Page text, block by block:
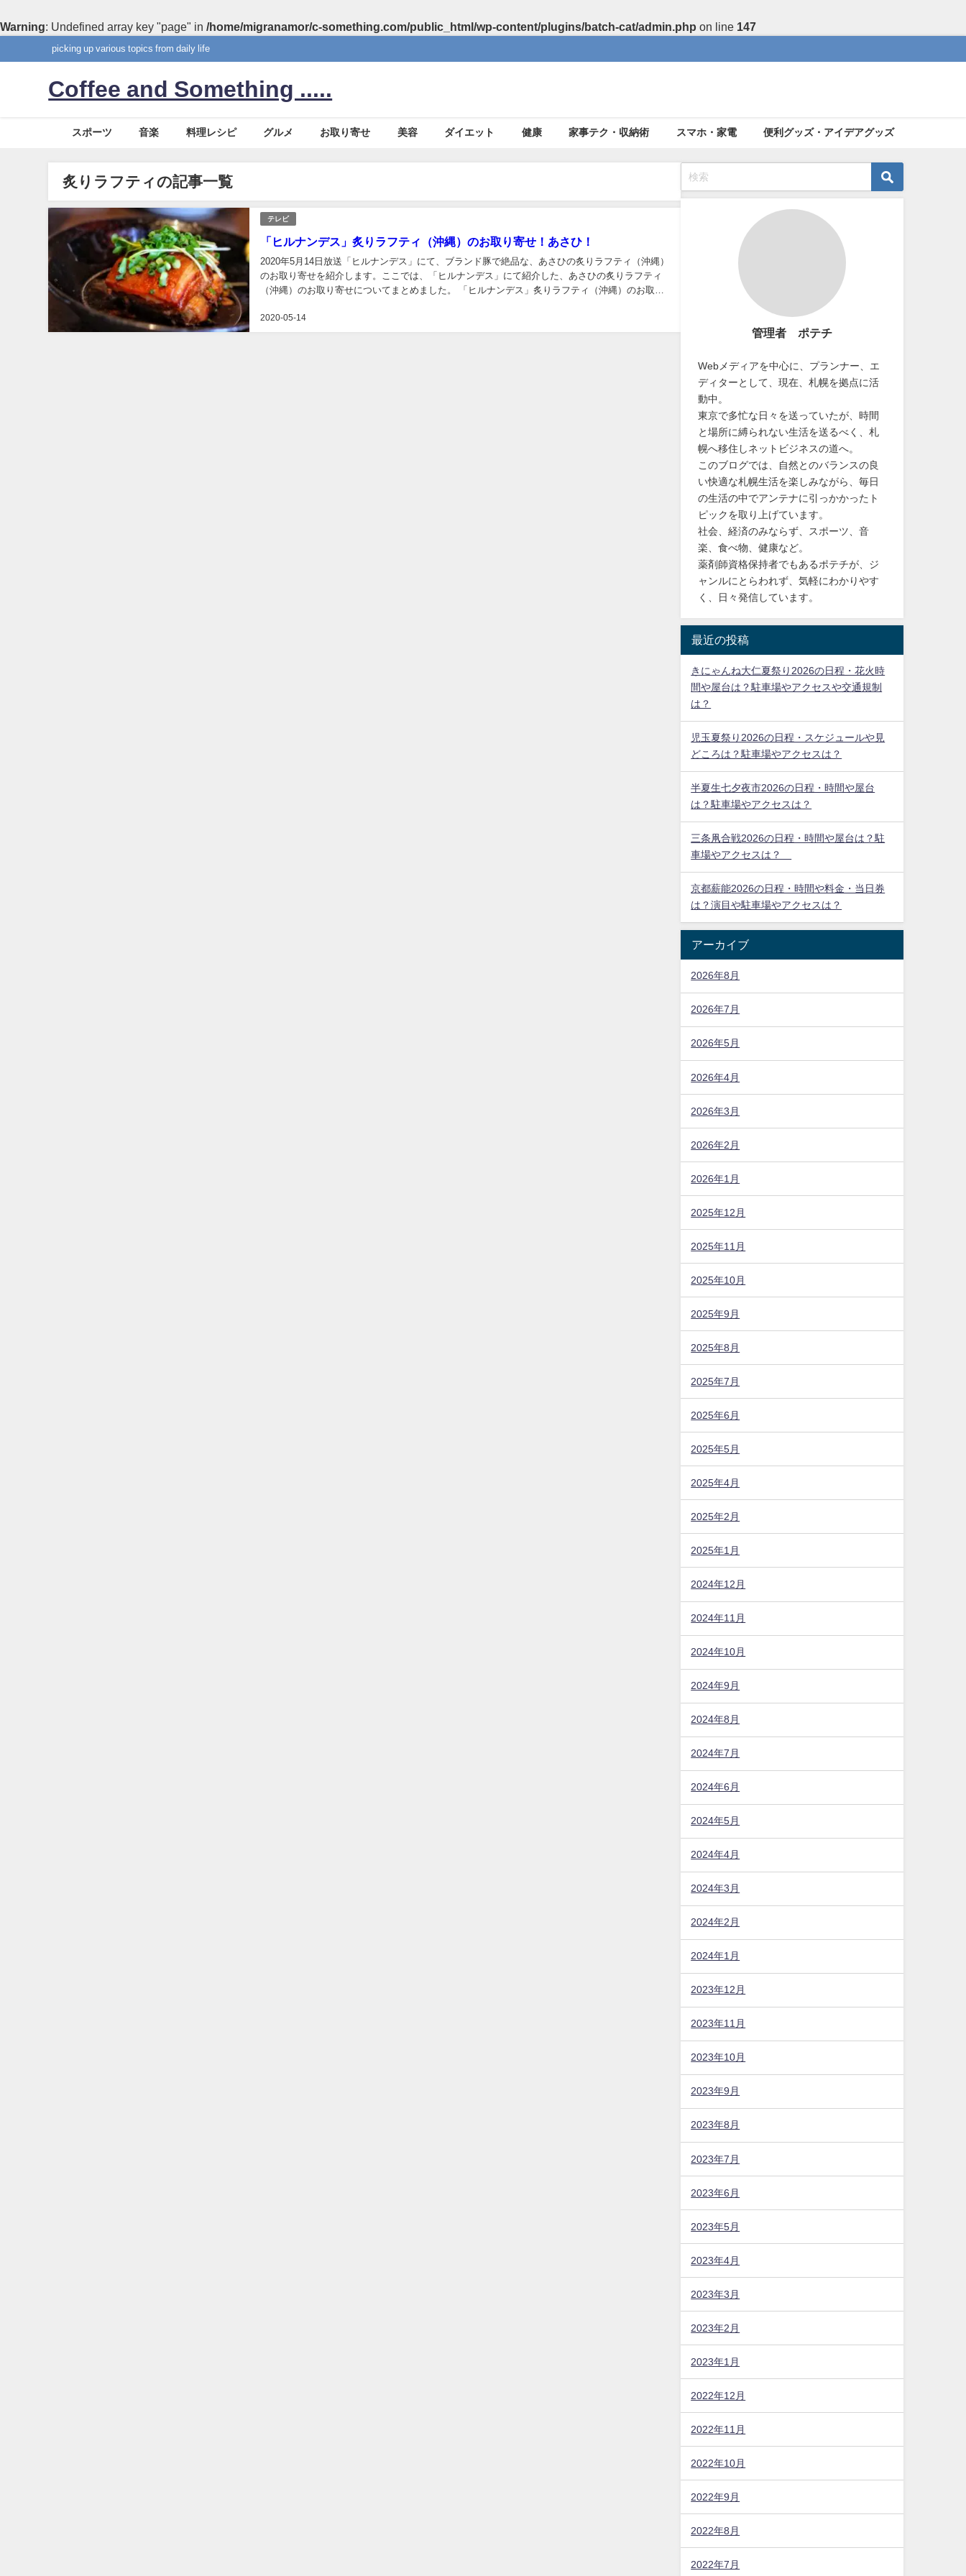
Warning: Undefined array key "page" in /home/migranamor/c-something.com/public_html/wp-content/plugins/batch-cat/admin.php on line 147
picking up various topics from daily life
Coffee and Something .....
スポーツ 音楽 料理レシピ グルメ お取り寄せ 美容 ダイエット 健康 家事テク・収納術 スマホ・家電 便利グッズ・アイデアグッズ
炙りラフティの記事一覧
テレビ
「ヒルナンデス」炙りラフティ（沖縄）のお取り寄せ！あさひ！
2020-05-14
2020年5月14日放送「ヒルナンデス」にて、ブランド豚で絶品な、あさひの炙りラフティ（沖縄）
のお取り寄せを紹介します。ここでは、「ヒルナンデス」にて紹介した、あさひの炙りラフティ
（沖縄）のお取り寄せについてまとめました。 「ヒルナンデス」炙りラフティ（沖縄）のお取り
管理者 ポテチ
Webメディアを中心に、プランナー、エ
ディターとして、現在、札幌を拠点に活
動中。
東京で多忙な日々を送っていたが、時間
と場所に縛られない生活を送るべく、札
幌へ移住しネットビジネスの道へ。
このブログでは、自然とのバランスの良
い快適な札幌生活を楽しみながら、毎日
の生活の中でアンテナに引っかかったト
ピックを取り上げています。
社会、経済のみならず、スポーツ、音
楽、食べ物、健康など。
薬剤師資格保持者でもあるポテチが、ジ
ャンルにとらわれず、気軽にわかりやす
く、日々発信しています。
最近の投稿
きにゃんね大仁夏祭り2026の日程・花火時
間や屋台は？駐車場やアクセスや交通規制
は？
児玉夏祭り2026の日程・スケジュールや見
どころは？駐車場やアクセスは？
半夏生七夕夜市2026の日程・時間や屋台
は？駐車場やアクセスは？
三条凧合戦2026の日程・時間や屋台は？駐
車場やアクセスは？
京都薪能2026の日程・時間や料金・当日券
は？演目や駐車場やアクセスは？
アーカイブ
2026年8月
2026年7月
2026年5月
2026年4月
2026年3月
2026年2月
2026年1月
2025年12月
2025年11月
2025年10月
2025年9月
2025年8月
2025年7月
2025年6月
2025年5月
2025年4月
2025年2月
2025年1月
2024年12月
2024年11月
2024年10月
2024年9月
2024年8月
2024年7月
2024年6月
2024年5月
2024年4月
2024年3月
2024年2月
2024年1月
2023年12月
2023年11月
2023年10月
2023年9月
2023年8月
2023年7月
2023年6月
2023年5月
2023年4月
2023年3月
2023年2月
2023年1月
2022年12月
2022年11月
2022年10月
2022年9月
2022年8月
2022年7月